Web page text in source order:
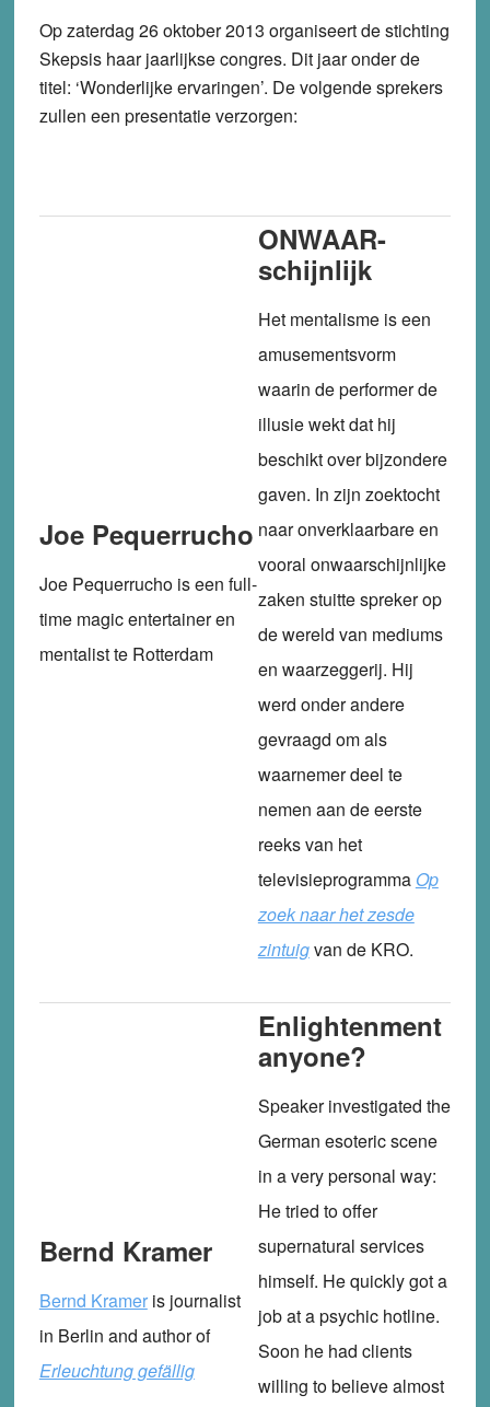
Op zaterdag 26 oktober 2013 organiseert de stichting
Skepsis haar jaarlijkse congres. Dit jaar onder de
titel: ‘Wonderlijke ervaringen’. De volgende sprekers
zullen een presentatie verzorgen:
Joe Pequerrucho
Joe Pequerrucho is een full-
time magic entertainer en
mentalist te Rotterdam
ONWAAR-
schijnlijk
Het mentalisme is een
amusementsvorm
waarin de performer de
illusie wekt dat hij
beschikt over bijzondere
gaven. In zijn zoektocht
naar onverklaarbare en
vooral onwaarschijnlijke
zaken stuitte spreker op
de wereld van mediums
en waarzeggerij. Hij
werd onder andere
gevraagd om als
waarnemer deel te
nemen aan de eerste
reeks van het
televisieprogramma Op
zoek naar het zesde
zintuigvan de KRO.
Bernd Kramer
Bernd Krameris journalist
in Berlin and author of
Erleuchtung gefällig
Enlightenment
anyone?
Speaker investigated the
German esoteric scene
in a very personal way:
He tried to offer
supernatural services
himself. He quickly got a
job at a psychic hotline.
Soon he had clients
willing to believe almost